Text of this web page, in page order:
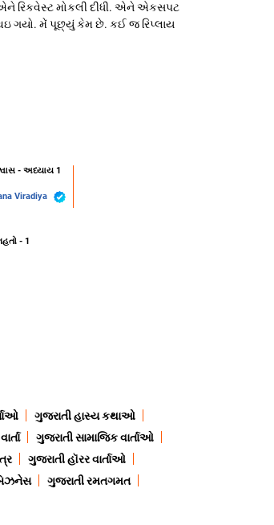
રિકવેસ્ટ મોકલી દીધી. એને એકસપટ
થઇ ગયો. મેં પૂછ્યું કેમ છે. કઈ જ રિપ્લાય
- અધ્યાય 1
Viradiya
- 1
ગુજરાતી હાસ્ય કથાઓ
ગુજરાતી સામાજિક વાર્તાઓ
ગુજરાતી હૉરર વાર્તાઓ
ગુજરાતી રમતગમત